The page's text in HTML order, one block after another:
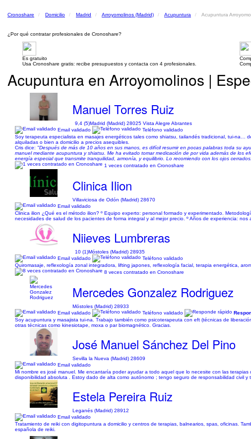
Cronoshare Domicilio Madrid Arroyomolinos (Madrid) Acupuntura Acupuntura
¿Por qué contratar profesionales de Cronoshare?
Es gratuito
Usa Cronoshare gratis: recibe presupuestos y contacta con 4 profesionales.
Acupuntura en Arroyomolinos |
Manuel Torres Ruiz
9,4 (5)Madrid (Madrid) 28025 Vista Alegre Abrantes
Email validado
Teléfono validado
Soy terapeuta especialista en masajes energéticos tales como shiatsu, tailandés tradicional, tui-
alquiladas o bien a domicilio a precios asequibles.
Cris dice: "Después de más de 10 años en sus manos, es difícil resumir en pocas palabras toda su
manuel mediante acupuntura y shiatsu. Me ha evitado tomar medicación de por vida además de
energía especial que transmite tranquilidad, armonía, y equilibrio. Lo recomiendo con los ojos
1 veces contratado en Cronoshare
Clinica Ilion
Villaviciosa de Odón (Madrid) 28670
Email validado
Clinica ilion ¿Qué es el método ilion? º Equipo experto: personal formado y experimentado.
necesidades de salud de los pacientes de forma integral y al mejor precio. º Años de experiencia:
Niieves Lumbreras
10 (1)Móstoles (Madrid) 28935
Email validado
Teléfono validado
Quiromasaje, reflexología zonal integradora, lifting japones, reflexología facial, terapia energética,
8 veces contratado en Cronoshare
Mercedes Gonzalez Rodriguez
Móstoles (Madrid) 28933
Email validado
Teléfono validado
Soy acupuntura y masajista tui-na. Trabajo también como psicoterapeuta con eft (técnicas de
otras técnicas como kinesiotape, moxa o par biomagnético. Gracias.
José Manuel Sánchez Del Pino
Sevilla la Nueva (Madrid) 28609
Email validado
Mi nombre es josé manuel. Me encantaría poder ayudar a todo aquel que lo necesite con las
disponibilidad absoluta . Estoy dado de alta como autónomo ; tengo seguro de responsabilidad civil
Estela Pereira Ruiz
Leganés (Madrid) 28912
Email validado
Tratamiento de reiki con digitopuntura a domicilio y centros de terapias, balnearios, spas, oficinas.
española de reiki.